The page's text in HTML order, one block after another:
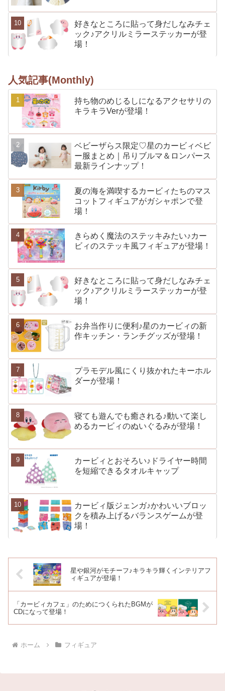
好きなところに貼って身だしなみチェ
ック♪アクリルミラーステッカーが登
場！
人気記事(Monthly)
持ち物のめじるしになるアクセサリの
キラキラVerが登場！
ベビーザらス限定♡星のカービィベビ
ー服まとめ｜吊りブルマ＆ロンパース
最新ラインナップ！
夏の海を満喫するカービィたちのマス
コットフィギュアがガシャポンで登
場！
きらめく魔法のステッキみたい♪カー
ビィのステッキ風フィギュアが登場！
好きなところに貼って身だしなみチェ
ック♪アクリルミラーステッカーが登
場！
お弁当作りに便利♪星のカービィの新
作キッチン・ランチグッズが登場！
プラモデル風にくり抜かれたキーホル
ダーが登場！
寝ても遊んでも癒される♪動いて楽し
めるカービィのぬいぐるみが登場！
カービィとおそろい♪ドライヤー時間
を短縮できるタオルキャップ
カービィ版ジェンガ♪かわいいブロッ
クを積み上げるバランスゲームが登
場！
星や銀河がモチーフ♪キラキラ輝くインテリアフ
ィギュアが登場！
「カービィカフェ」のためにつくられたBGMが
CDになって登場！
ホーム フィギュア